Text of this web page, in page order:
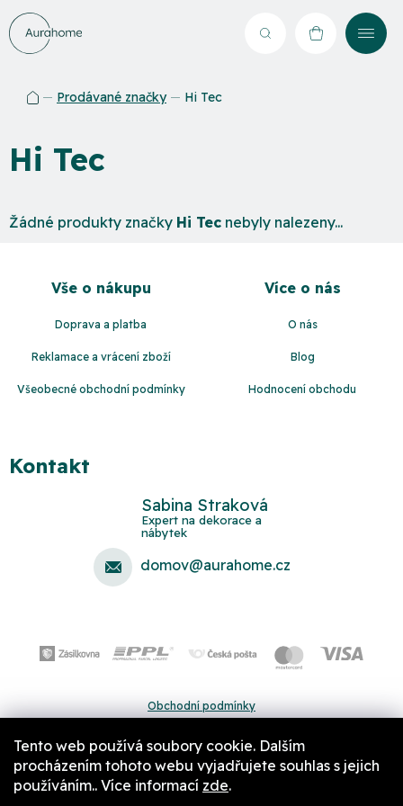
Tento web používá soubory cookie. Dalším
procházením tohoto webu vyjadřujete souhlas s jejich
používáním.. Více informací zde.
Přejít
na
obsah
Hledat NÁKUPNÍ
Prodávané značky Hi Tec
Hi Tec
Žádné produkty značky Hi Tec nebyly nalezeny...
Vše o nákupu
Doprava a platba
Reklamace a vrácení zboží
Všeobecné obchodní podmínky
Více o nás
O nás
Blog
Hodnocení obchodu
Kontakt
Sabina Straková
domov@aurahome.cz
Obchodní podmínky
Pravidla a nastavení cookies